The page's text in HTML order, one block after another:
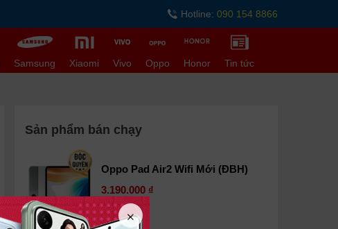
Hotline: 090 154 8866
Samsung Xiaomi Vivo Oppo Honor Tin tức
Sản phẩm bán chạy
Oppo Pad Air2 Wifi Mới (ĐBH)
3.190.000 ₫